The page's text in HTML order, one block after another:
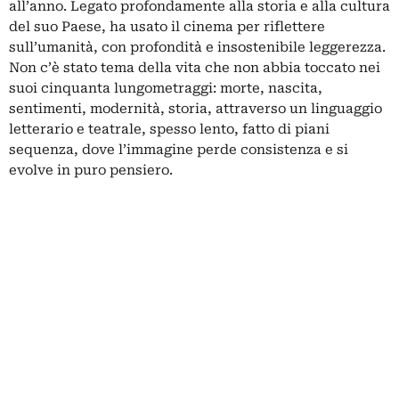
all’anno. Legato profondamente alla storia e alla cultura
del suo Paese, ha usato il cinema per riflettere
sull’umanità, con profondità e insostenibile leggerezza.
Non c’è stato tema della vita che non abbia toccato nei
suoi cinquanta lungometraggi: morte, nascita,
sentimenti, modernità, storia, attraverso un linguaggio
letterario e teatrale, spesso lento, fatto di piani
sequenza, dove l’immagine perde consistenza e si
evolve in puro pensiero.